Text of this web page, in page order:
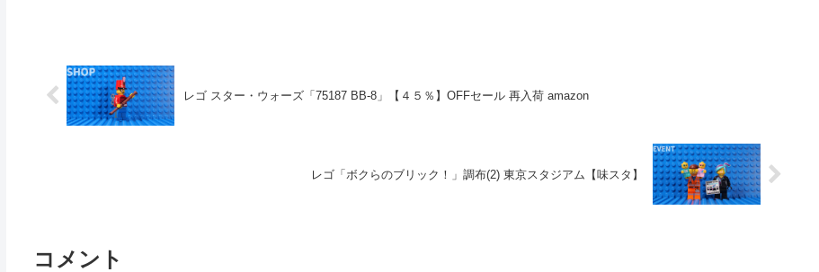
レゴ スター・ウォーズ「75187 BB-8」【４５％】OFFセール 再入荷 amazon
レゴ「ボクらのブリック！」調布(2) 東京スタジアム【味スタ】
コメント